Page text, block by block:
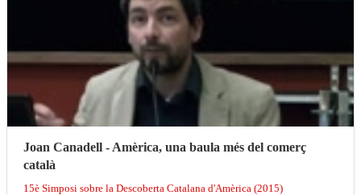
Joan Canadell - Amèrica, una baula més del comerç
català
15è Simposi sobre la Descoberta Catalana d'Amèrica (2015)